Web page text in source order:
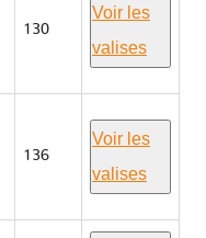
130
Voir les
valises
136
Voir les
valises